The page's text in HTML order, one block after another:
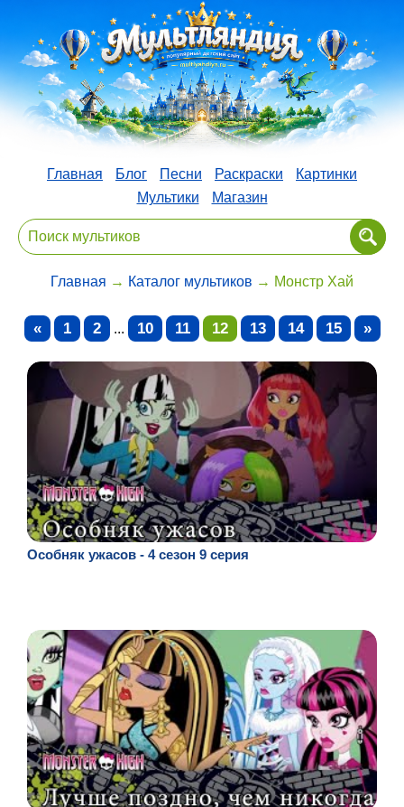
Главная Блог Песни Раскраски
Картинки
Мультики
Магазин
Главная → Каталог мультиков → Монстр Хай
« 1 2 ... 10 11 12 13 14 15 »
Особняк ужасов - 4 сезон 9 серия